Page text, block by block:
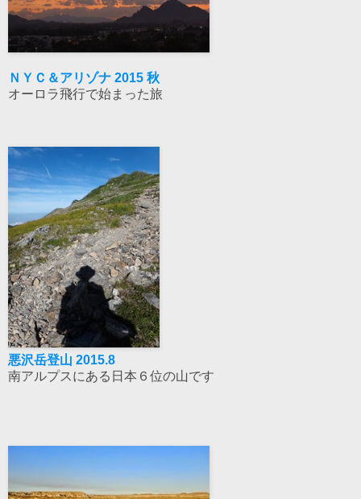
ＮＹＣ＆アリゾナ 2015 秋
オーロラ飛行で始まった旅
悪沢岳登山 2015.8
南アルプスにある日本６位の山です